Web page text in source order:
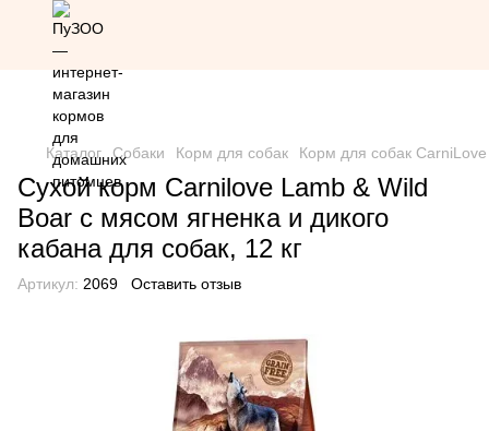
Скидка 20% на всю продукцию Грандорф по промокоду
Каталог Собаки Корм для собак Корм для собак CarniLove
Сухой корм Carnilove Lamb & Wild
Boar с мясом ягненка и дикого
кабана для собак, 12 кг
Артикул: 2069 Оставить отзыв